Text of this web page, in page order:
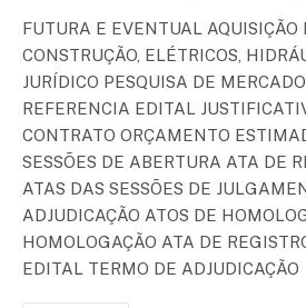
FUTURA E EVENTUAL AQUISIÇÃO
CONSTRUÇÃO, ELÉTRICOS,
JURÍDICO PESQUISA DE
REFERENCIA EDITAL
CONTRATO ORÇAMENTO
SESSÕES DE ABERTURA ATA DE
ATAS DAS SESSÕES DE
ADJUDICAÇÃO ATOS DE
HOMOLOGAÇÃO ATA DE
EDITAL TERMO DE ADJUDICAÇÃO